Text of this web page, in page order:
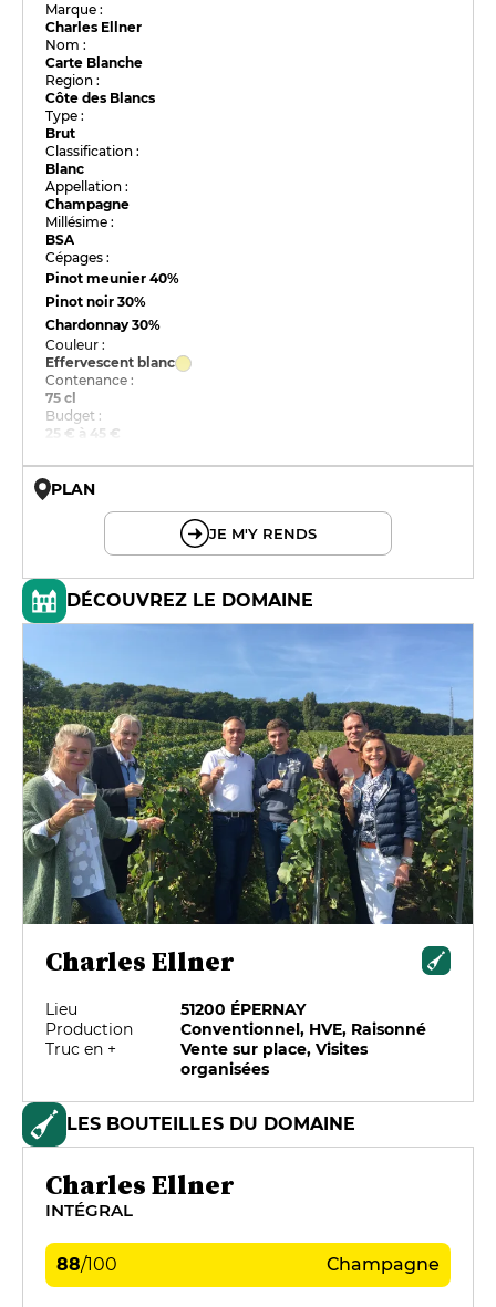
Marque :
Charles Ellner
Nom :
Carte Blanche
Region :
Côte des Blancs
Type :
Brut
Classification :
Blanc
Appellation :
Champagne
Millésime :
BSA
Cépages :
Pinot meunier40%
Pinot noir30%
Chardonnay30%
Couleur :
Effervescent blanc
Contenance :
75 cl
Budget :
25 € à 45 €
PLAN
JE M'Y RENDS
DÉCOUVREZ LE DOMAINE
Charles Ellner
Lieu
51200 ÉPERNAY
Production
Conventionnel, HVE, Raisonné
Truc en +
Vente sur place, Visites
organisées
LES BOUTEILLES DU DOMAINE
Charles Ellner
INTÉGRAL
88/100 Champagne